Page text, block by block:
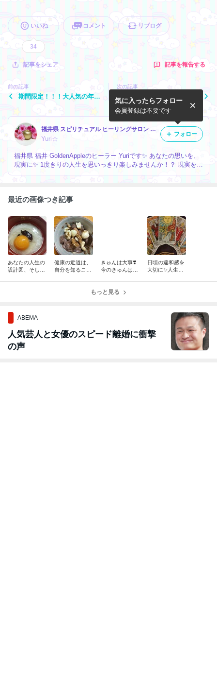
いいね
34
コメント リブログ
記事をシェア 記事を報告する
前の記事
期間限定！！！大人気の年間
タロットリーディング
次の記事
現実に変化をもたらす最強の
ヒーリング【キングソロモン
ヒーリング 】
福井県 スピリチュアル ヒーリングサロン 【GoldenApple】（ゴールデンアップル）☆Yuri☆のブログ
Yuri☆
福井県 福井 GoldenAppleのヒーラー Yuriです✨ あなたの思いを、
現実に✨ 1度きりの人生を思いっきり楽しみませんか！？ 現実を動
かして、たくさんの喜び溢れる毎日を送りましょう!!!✨その支えに
なります✨✨よろしくお願いたします。
気に入ったらフォロー
会員登録は不要です
フォロー
最近の画像つき記事
あなたの人生の
設計図、そし
健康の近道は、
自分を知るこ
きゅんは大事❣️
今のきゅんはグ
日頃の違和感を
大切に✨️人生を
もっと見る
ABEMA
人気芸人と女優のスピード離婚に衝撃
の声